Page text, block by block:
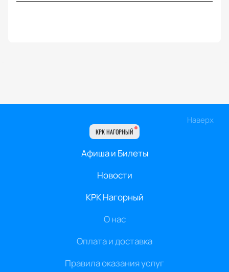
Наверх
КРК НАГОРНЫЙ
Афиша и Билеты
Новости
КРК Нагорный
О нас
Оплата и доставка
Правила оказания услуг